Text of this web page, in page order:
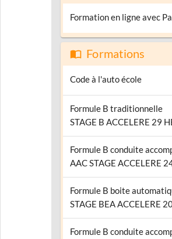
Formation en ligne avec
Formations
Code à l'auto école
Formule B traditionnelle
STAGE B ACCELERE 29
Formule B conduite
AAC STAGE ACCELERE
Formule B boite
STAGE BEA
Formule B conduite